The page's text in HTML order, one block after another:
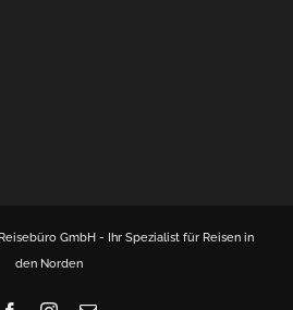
GmbH - Ihr Spezialist für Reisen in
den Norden